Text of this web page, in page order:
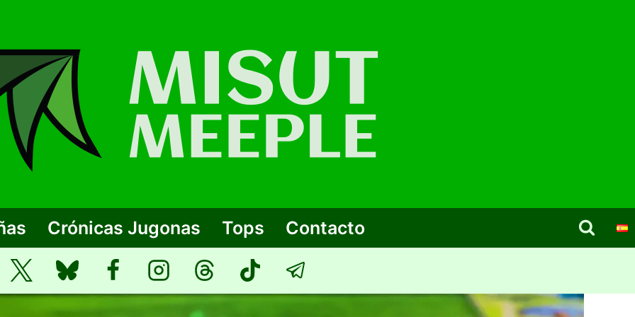
Crónicas Jugonas Tops Contacto